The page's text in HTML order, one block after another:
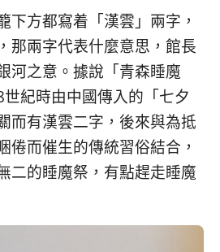
下方都寫着「漢雲」兩字，
那兩字代表什麼意思，館長
河之意。據說「青森睡魔
紀時由中國傳入的「七夕
而有漢雲二字，後來與為抵
倦而催生的傳統習俗結合，
二的睡魔祭，有點趕走睡魔